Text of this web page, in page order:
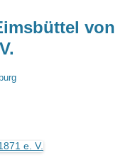
von